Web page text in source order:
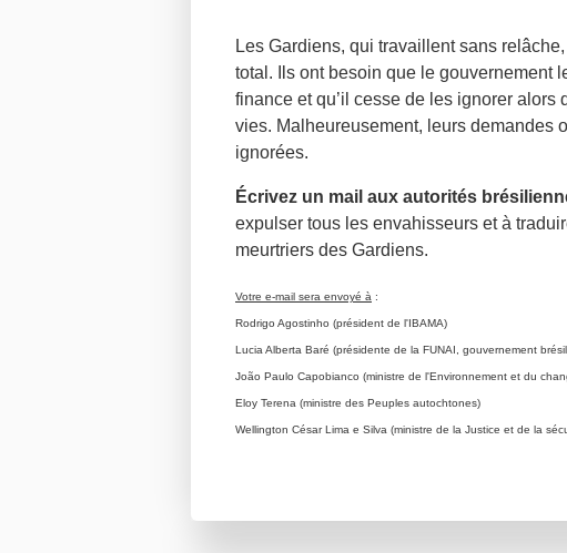
Les Gardiens, qui travaillent sans
total. Ils ont besoin que le gouvernement
finance et qu’il cesse de les ignorer alors
vies. Malheureusement, leurs demandes
ignorées.
Écrivez un mail aux autorités
expulser tous les envahisseurs et à
meurtriers des Gardiens.
Votre e-mail sera envoyé à :
Rodrigo Agostinho (président de l'IBAMA)
Lucia Alberta Baré (présidente de la FUNAI, gouvernement
João Paulo Capobianco (ministre de l'Environnement et du
Eloy Terena (ministre des Peuples autochtones)
Wellington César Lima e Silva (ministre de la Justice et de la